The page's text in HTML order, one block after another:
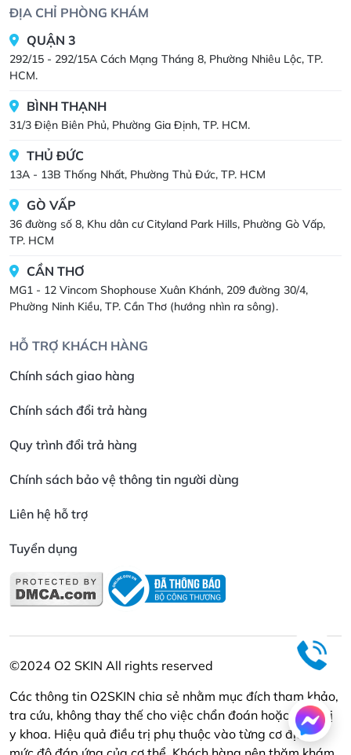
ĐỊA CHỈ PHÒNG KHÁM
QUẬN 3
292/15 - 292/15A Cách Mạng Tháng 8, Phường Nhiêu Lộc, TP.
HCM.
BÌNH THẠNH
31/3 Điện Biên Phủ, Phường Gia Định, TP. HCM.
THỦ ĐỨC
13A - 13B Thống Nhất, Phường Thủ Đức, TP. HCM
GÒ VẤP
36 đường số 8, Khu dân cư Cityland Park Hills, Phường Gò Vấp,
TP. HCM
CẦN THƠ
MG1 - 12 Vincom Shophouse Xuân Khánh, 209 đường 30/4,
Phường Ninh Kiều, TP. Cần Thơ (hướng nhìn ra sông).
HỖ TRỢ KHÁCH HÀNG
Chính sách giao hàng
Chính sách đổi trả hàng
Quy trình đổi trả hàng
Chính sách bảo vệ thông tin người dùng
Liên hệ hỗ trợ
Tuyển dụng
©2024 O2 SKIN All rights reserved
Các thông tin O2SKIN chia sẻ nhằm mục đích tham khảo,
tra cứu, không thay thế cho việc chẩn đoán hoặc điều trị
y khoa. Hiệu quả điều trị phụ thuộc vào từng cơ địa và